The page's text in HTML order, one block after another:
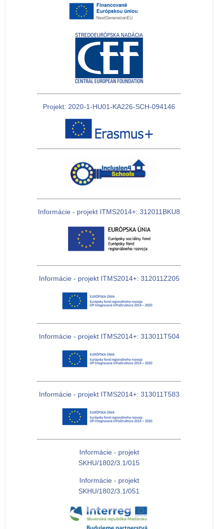
Projekt: 2020-1-HU01-KA226-SCH-094146
Informácie - projekt ITMS2014+: 312011BKU8
Informácie - projekt ITMS2014+: 312011Z205
Informácie - projekt ITMS2014+: 313011T504
Informácie - projekt ITMS2014+: 313011T583
Informácie - projekt
SKHU/1802/3.1/015
Informácie - projekt
SKHU/1802/3.1/051